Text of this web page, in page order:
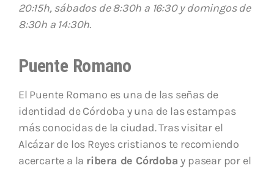
20:15h, sábados de 8:30h a 16:30 y domingos de
8:30h a 14:30h.
Puente Romano
El Puente Romano es una de las señas de
identidad de Córdoba y una de las estampas
más conocidas de la ciudad. Tras visitar el
Alcázar de los Reyes cristianos te recomiendo
acercarte a la ribera de Córdoba y pasear por el